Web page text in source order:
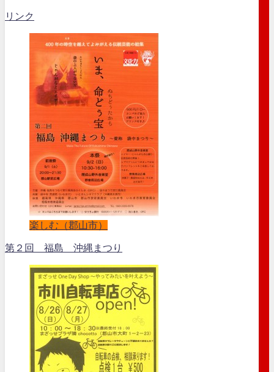
リンク
楽しむ（郡山市）
第２回 福島 沖縄まつり